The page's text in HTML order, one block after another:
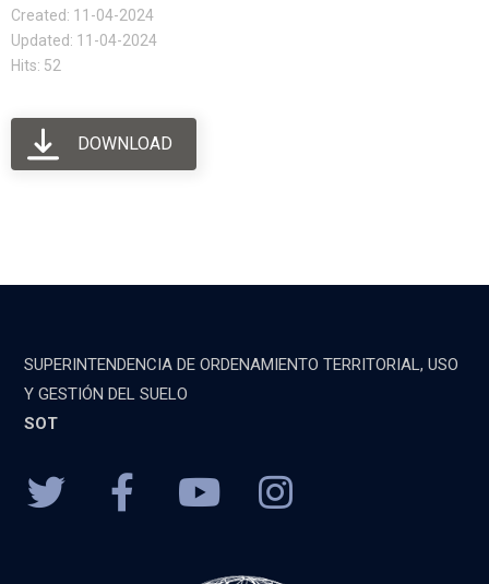
Created: 11-04-2024
Updated: 11-04-2024
Hits: 52
DOWNLOAD
SUPERINTENDENCIA DE ORDENAMIENTO TERRITORIAL, USO
Y GESTIÓN DEL SUELO
SOT